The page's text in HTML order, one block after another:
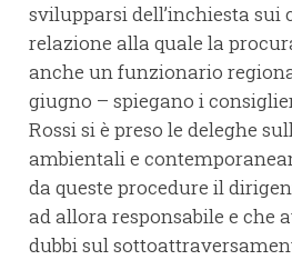
svilupparsi dell’inchiesta sui
relazione alla quale la
anche un funzionario
giugno – spiegano i
Rossi si è preso le deleghe
ambientali e
da queste procedure il
ad allora responsabile e che
dubbi sul